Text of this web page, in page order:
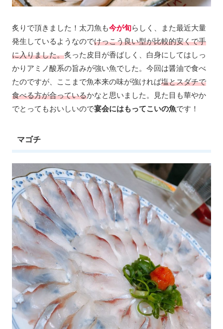
炙りで頂きました！太刀魚も今が旬らしく、また最近大量
発生しているようなのでけっこう良い型が比較的安くで手
に入りました。炙った皮目が香ばしく、白身にしてはしっ
かりアミノ酸系の旨みが強い魚でした。今回は醤油で食べ
たのですが、ここまで魚本来の味が強ければ塩とスダチで
食べる方が合っているかなと思いました。見た目も華やか
でとってもおいしいので宴会にはもってこいの魚です！
マゴチ